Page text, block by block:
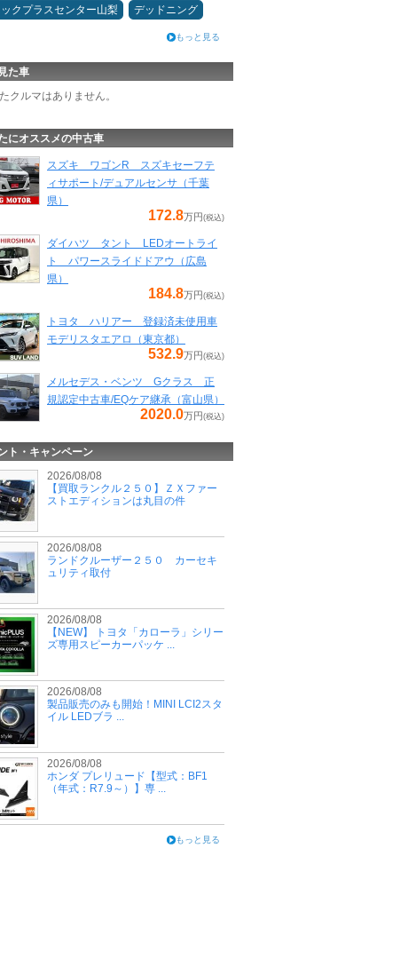
クプラスセンター山梨
デッドニング
もっと見る
た車
クルマはありません。
にオススメの中古車
スズキ ワゴンR スズキセーフテ
ィサポート/デュアルセンサ（千葉
県）
172.8万円(税込)
ダイハツ タント LEDオートライ
ト パワースライドドアウ（広島
県）
184.8万円(税込)
トヨタ ハリアー 登録済未使用車
モデリスタエアロ（東京都）
532.9万円(税込)
メルセデス・ベンツ Gクラス 正
規認定中古車/EQケア継承（富山県）
2020.0万円(税込)
ト・キャンペーン
2026/08/08
【買取ランクル２５０】ＺＸファー
ストエディションは丸目の件
2026/08/08
ランドクルーザー２５０ カーセキ
ュリティ取付
2026/08/08
【NEW】 トヨタ「カローラ」シリー
ズ専用スピーカーパッケ ...
2026/08/08
製品販売のみも開始！MINI LCI2スタ
イル LEDブラ ...
2026/08/08
ホンダ プレリュード【型式：BF1
（年式：R7.9～）】専 ...
もっと見る